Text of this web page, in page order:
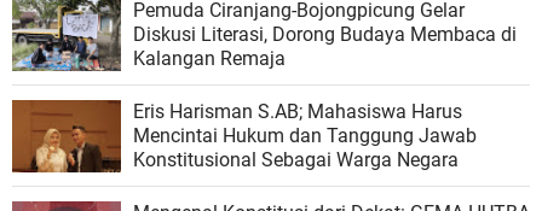
Pemuda Ciranjang-Bojongpicung Gelar
Diskusi Literasi, Dorong Budaya Membaca di
Kalangan Remaja
Eris Harisman S.AB; Mahasiswa Harus
Mencintai Hukum dan Tanggung Jawab
Konstitusional Sebagai Warga Negara